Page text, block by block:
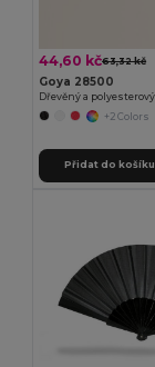
44,60 kč63,32 kč
Goya 28500
+2 Colors
Přidat do košíku